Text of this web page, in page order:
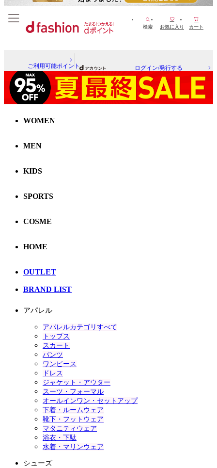
検索 お気に入り カート
ご利用可能ポイント ログイン/発行する
WOMEN
MEN
KIDS
SPORTS
COSME
HOME
OUTLET
BRAND LIST
アパレル
アパレルカテゴリすべて
トップス
スカート
パンツ
ワンピース
ドレス
ジャケット・アウター
スーツ・フォーマル
オールインワン・セットアップ
下着・ルームウェア
靴下・フットウェア
マタニティウェア
浴衣・下駄
水着・マリンウェア
シューズ